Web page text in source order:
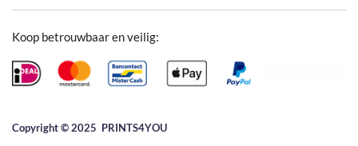
Koop betrouwbaar en veilig:
Copyright © 2025 ​PRINTS4YOU